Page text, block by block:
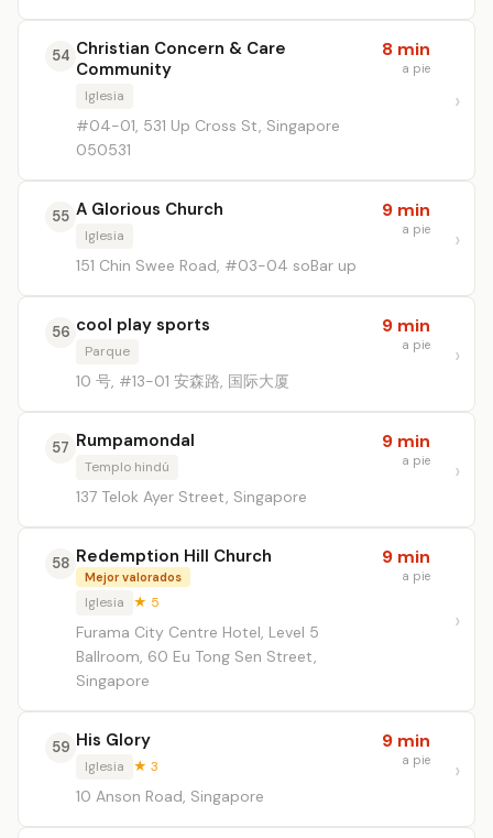
54 Christian Concern & Care
Community
Iglesia
#04-01, 531 Up Cross St, Singapore
050531
8 min
a pie
55 A Glorious Church
Iglesia
151 Chin Swee Road, #03-04 soBar up
9 min
a pie
56 cool play sports
Parque
10 号, #13-01 安森路, 国际大厦
9 min
a pie
57 Rumpamondal
Templo hindú
137 Telok Ayer Street, Singapore
9 min
a pie
58 Redemption Hill Church
Mejor valorados
Iglesia ★ 5
Furama City Centre Hotel, Level 5
Ballroom, 60 Eu Tong Sen Street,
Singapore
9 min
a pie
59 His Glory
Iglesia ★ 3
10 Anson Road, Singapore
9 min
a pie